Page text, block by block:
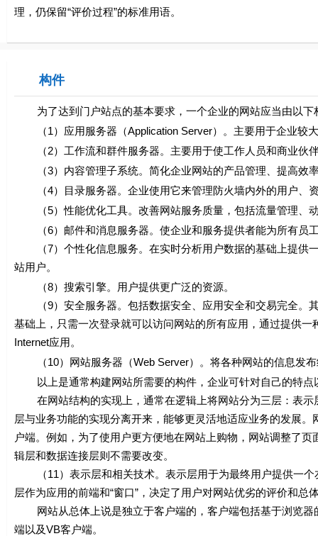
理，仍保留“评价过程”的标准用语。
构件
为了达到门户站点的基本要求，一个企业的网站应当由以下
（1）应用服务器（Application Server）。主要用于企业较
（2）工作流和群件服务器。主要用于使工作人员和商业伙
（3）内容管理子系统。简化企业网站的产品管理、提高效
（4）目录服务器。企业使用它来管理防火墙内外的用户、
（5）性能优化工具。改善网站服务质量，包括流量管理、
（6）邮件和消息服务器。使企业和服务提供者能为所有员
（7）个性化信息服务。在实时分析用户数据的基础上提供
站用户。
（8）搜索引擎。用户提供更广泛的资源。
（9）安全服务器。包括数据安全、应用安全和交易完全。
基础上，只需一次登录就可以访问网站的所有应用，通过提供
Internet应用。
（10）网站服务器（Web Server）。将各种网站的信息发布
以上是通常构建网站所需要的构件，企业可针对自己的特点
在网站结构的实现上，通常在逻辑上将网站分为三层：表示
层与业务功能的实现分离开来，能够更灵活地适应业务的发展
户端。例如，为了使用户更方便地在网站上购物，网站调整了
辑层和数据连接层则不需要改变。
（11）表示层和相关技术。表示层用于为最终用户提供一个
层作为应用的前端和“窗口”，决定了用户对网站优劣的评价和总
网站从总体上说是独立于客户端的，客户端包括基于浏览器
端以及VB客户端。